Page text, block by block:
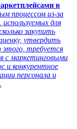
в
процессом из-за
для
закупить
утвердить
этого, требуется
с маркетинговыми
и конкурентное
персонала и